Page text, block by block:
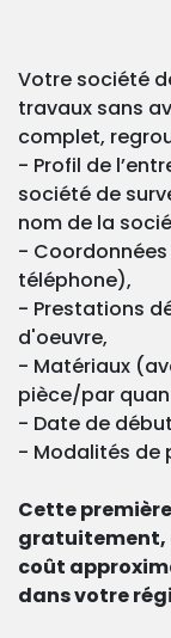
Votre société
travaux sans
complet,
- Profil de
société de
nom de la
-
téléphone),
- Prestations
d'oeuvre,
- Matériaux
pièce/par
- Date de
- Modalités de
Cette
gratuitement,
coût
dans votre